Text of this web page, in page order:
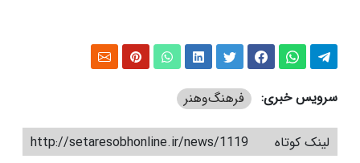
سرویس خبری: فرهنگ‌و‌هنر
لینک کوتاه http://setaresobhonline.ir/news/1119